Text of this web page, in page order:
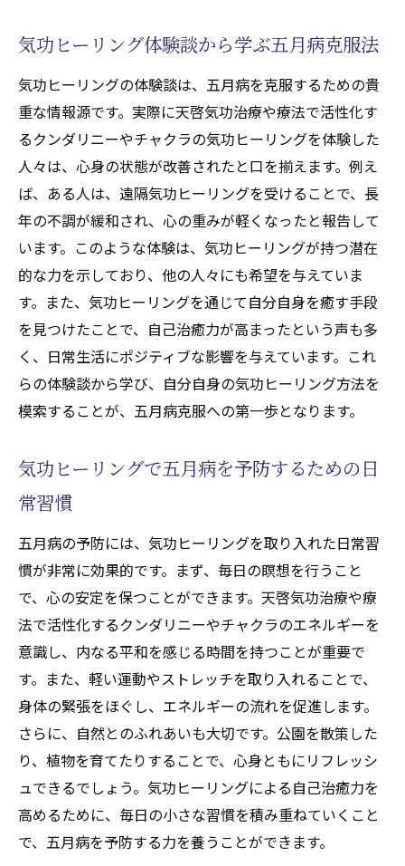
遠隔気功ヒーリングを受ける際の注意点
気功ヒーリングと自己治癒力活性化の関連性
自己治癒力とは？気功ヒーリングがもたら
す影響
天啓気療ヒーリングによる自己治癒力の具
体的な高め方
自己治癒力を高める天啓気療ヒーリングテ
クニック
天啓気療ヒーリングがもたらす自己治癒力
の科学的根拠
自己治癒力を活性化する日常の天啓気療ヒ
ーリング実践法
天啓気療ヒーリングと自己治癒力の成功事
天啓気功治療や療法で活性化するクンダリニー
の覚醒がもたらす新たな健康の道
天啓気功治療や療法で活性化するクンダリ
ニー覚醒のプロセスと健康への影響
天啓気功治療や療法で活性化するクンダリ
ニー覚醒による精神的変化とその利点
覚醒後の天啓気功治療や療法で活性化する
クンダリニーを活用する方法
天啓気功治療や療法で活性化するクンダリ
ニー覚醒がもたらす心身の変化
天啓気功治療や療法で活性化するクンダリ
ニー覚醒の事例とその教訓
覚醒をサポートする天啓気療ヒーリングの
アプローチ
気功ヒーリング体験談から学ぶ五月病克服法
気功ヒーリングの体験談は、五月病を克服するための貴
重な情報源です。実際に天啓気功治療や療法で活性化す
るクンダリニーやチャクラの気功ヒーリングを体験した
人々は、心身の状態が改善されたと口を揃えます。例え
ば、ある人は、遠隔気功ヒーリングを受けることで、長
年の不調が緩和され、心の重みが軽くなったと報告して
います。このような体験は、気功ヒーリングが持つ潜在
的な力を示しており、他の人々にも希望を与えていま
す。また、気功ヒーリングを通じて自分自身を癒す手段
を見つけたことで、自己治癒力が高まったという声も多
く、日常生活にポジティブな影響を与えています。これ
らの体験談から学び、自分自身の気功ヒーリング方法を
模索することが、五月病克服への第一歩となります。
気功ヒーリングで五月病を予防するための日
常習慣
五月病の予防には、気功ヒーリングを取り入れた日常習
慣が非常に効果的です。まず、毎日の瞑想を行うこと
で、心の安定を保つことができます。天啓気功治療や療
法で活性化するクンダリニーやチャクラのエネルギーを
意識し、内なる平和を感じる時間を持つことが重要で
す。また、軽い運動やストレッチを取り入れることで、
身体の緊張をほぐし、エネルギーの流れを促進します。
さらに、自然とのふれあいも大切です。公園を散策した
り、植物を育てたりすることで、心身ともにリフレッシ
ュできるでしょう。気功ヒーリングによる自己治癒力を
高めるために、毎日の小さな習慣を積み重ねていくこと
で、五月病を予防する力を養うことができます。